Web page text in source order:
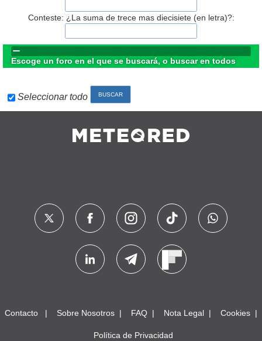
Conteste: ¿La suma de trece mas diecisiete (en letra)?:
Escoge un foro en el que se buscará, o buscar en todos
Seleccionar todo
Contacto Sobre Nosotros FAQ Nota Legal Cookies
Política de Privacidad